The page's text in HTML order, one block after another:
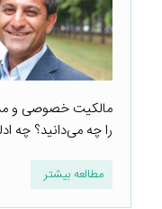
مالکیت خصوصی و
را چه می‌دانید؟ چه
مطالعه بیشتر